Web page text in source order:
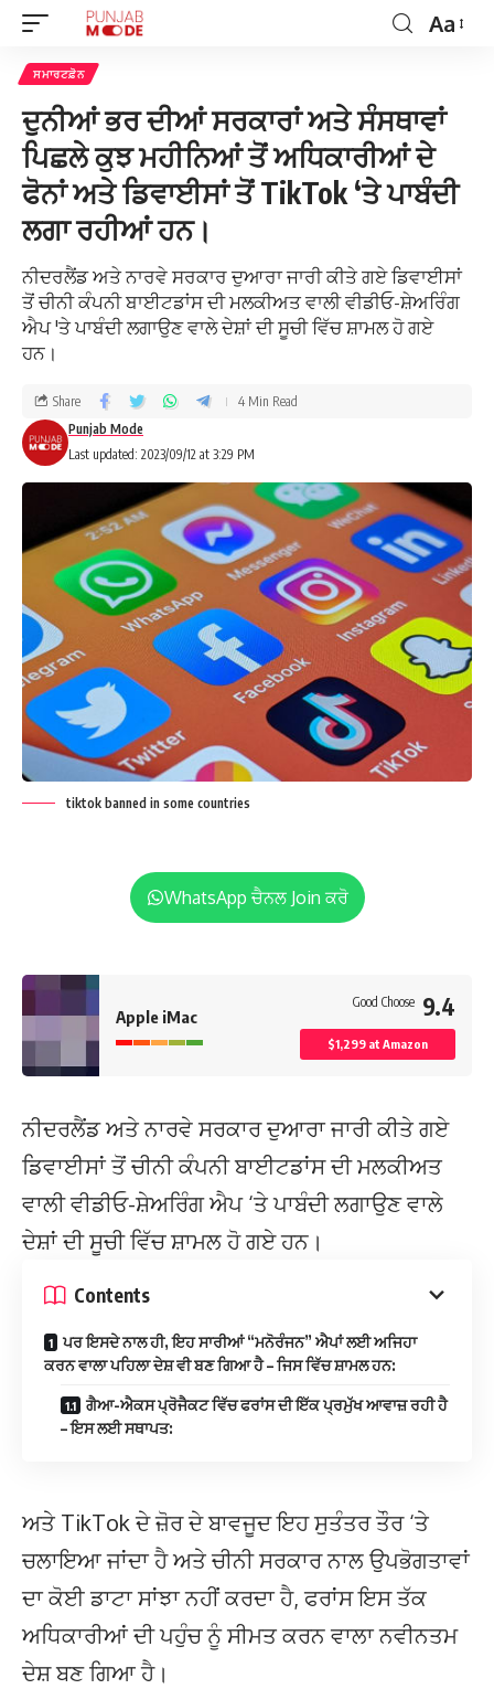
Aa
ਸਮਾਰਟਫ਼ੋਨ
ਦੁਨੀਆਂ ਭਰ ਦੀਆਂ ਸਰਕਾਰਾਂ ਅਤੇ ਸੰਸਥਾਵਾਂ
ਪਿਛਲੇ ਕੁਝ ਮਹੀਨਿਆਂ ਤੋਂ ਅਧਿਕਾਰੀਆਂ ਦੇ
ਫੋਨਾਂ ਅਤੇ ਡਿਵਾਈਸਾਂ ਤੋਂ TikTok ‘ਤੇ ਪਾਬੰਦੀ
ਲਗਾ ਰਹੀਆਂ ਹਨ।
ਨੀਦਰਲੈਂਡ ਅਤੇ ਨਾਰਵੇ ਸਰਕਾਰ ਦੁਆਰਾ ਜਾਰੀ ਕੀਤੇ ਗਏ ਡਿਵਾਈਸਾਂ
ਤੋਂ ਚੀਨੀ ਕੰਪਨੀ ਬਾਈਟਡਾਂਸ ਦੀ ਮਲਕੀਅਤ ਵਾਲੀ ਵੀਡੀਓ-ਸ਼ੇਅਰਿੰਗ
ਐਪ 'ਤੇ ਪਾਬੰਦੀ ਲਗਾਉਣ ਵਾਲੇ ਦੇਸ਼ਾਂ ਦੀ ਸੂਚੀ ਵਿੱਚ ਸ਼ਾਮਲ ਹੋ ਗਏ
ਹਨ।
Last updated: 2023/09/12 at 3:29 PM
Punjab Mode
Share 4 Min Read
tiktok banned in some countries
WhatsApp ਚੈਨਲ Join ਕਰੋ
Apple iMac
Good Choose 9.4
$1,299 at Amazon
ਨੀਦਰਲੈਂਡ ਅਤੇ ਨਾਰਵੇ ਸਰਕਾਰ ਦੁਆਰਾ ਜਾਰੀ ਕੀਤੇ ਗਏ
ਡਿਵਾਈਸਾਂ ਤੋਂ ਚੀਨੀ ਕੰਪਨੀ ਬਾਈਟਡਾਂਸ ਦੀ ਮਲਕੀਅਤ
ਵਾਲੀ ਵੀਡੀਓ-ਸ਼ੇਅਰਿੰਗ ਐਪ ‘ਤੇ ਪਾਬੰਦੀ ਲਗਾਉਣ ਵਾਲੇ
ਦੇਸ਼ਾਂ ਦੀ ਸੂਚੀ ਵਿੱਚ ਸ਼ਾਮਲ ਹੋ ਗਏ ਹਨ।
Contents
ਪਰ ਇਸਦੇ ਨਾਲ ਹੀ, ਇਹ ਸਾਰੀਆਂ “ਮਨੋਰੰਜਨ” ਐਪਾਂ ਲਈ ਅਜਿਹਾ
ਕਰਨ ਵਾਲਾ ਪਹਿਲਾ ਦੇਸ਼ ਵੀ ਬਣ ਗਿਆ ਹੈ – ਜਿਸ ਵਿੱਚ ਸ਼ਾਮਲ ਹਨ:
ਗੈਆ-ਐਕਸ ਪ੍ਰੋਜੈਕਟ ਵਿੱਚ ਫਰਾਂਸ ਦੀ ਇੱਕ ਪ੍ਰਮੁੱਖ ਆਵਾਜ਼ ਰਹੀ ਹੈ
– ਇਸ ਲਈ ਸਥਾਪਤ:
ਅਤੇ TikTok ਦੇ ਜ਼ੋਰ ਦੇ ਬਾਵਜੂਦ ਇਹ ਸੁਤੰਤਰ ਤੌਰ ‘ਤੇ
ਚਲਾਇਆ ਜਾਂਦਾ ਹੈ ਅਤੇ ਚੀਨੀ ਸਰਕਾਰ ਨਾਲ ਉਪਭੋਗਤਾਵਾਂ
ਦਾ ਕੋਈ ਡਾਟਾ ਸਾਂਝਾ ਨਹੀਂ ਕਰਦਾ ਹੈ, ਫਰਾਂਸ ਇਸ ਤੱਕ
ਅਧਿਕਾਰੀਆਂ ਦੀ ਪਹੁੰਚ ਨੂੰ ਸੀਮਤ ਕਰਨ ਵਾਲਾ ਨਵੀਨਤਮ
ਦੇਸ਼ ਬਣ ਗਿਆ ਹੈ।